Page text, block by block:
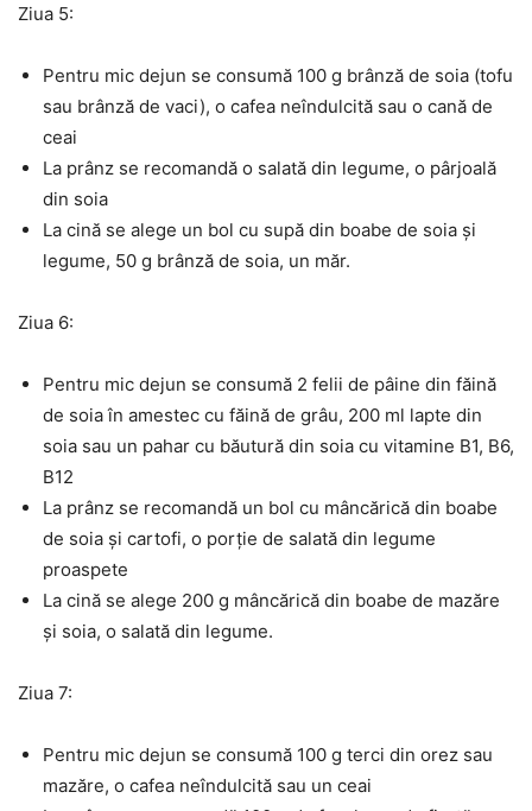
Ziua 5:
Pentru mic dejun se consumă 100 g brânză de soia (tofu
sau brânză de vaci), o cafea neîndulcită sau o cană de
ceai
La prânz se recomandă o salată din legume, o pârjoală
din soia
La cină se alege un bol cu supă din boabe de soia și
legume, 50 g brânză de soia, un măr.
Ziua 6:
Pentru mic dejun se consumă 2 felii de pâine din făină
de soia în amestec cu făină de grâu, 200 ml lapte din
soia sau un pahar cu băutură din soia cu vitamine B1, B6,
B12
La prânz se recomandă un bol cu mâncărică din boabe
de soia și cartofi, o porție de salată din legume
proaspete
La cină se alege 200 g mâncărică din boabe de mazăre
și soia, o salată din legume.
Ziua 7:
Pentru mic dejun se consumă 100 g terci din orez sau
mazăre, o cafea neîndulcită sau un ceai